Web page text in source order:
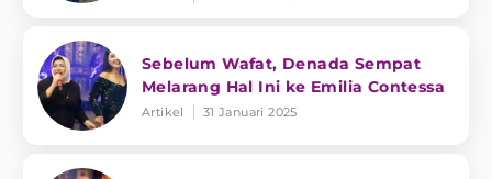
Sebelum Wafat, Denada Sempat
Melarang Hal Ini ke Emilia Contessa
Artikel 31 Januari 2025